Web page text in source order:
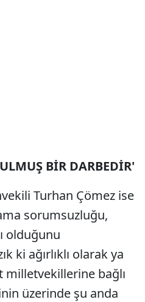
BİR DARBEDİR'
Turhan Çömez ise
sorumsuzluğu,
olduğunu
ki ağırlıklı olarak ya
milletvekillerine bağlı
üzerinde şu anda